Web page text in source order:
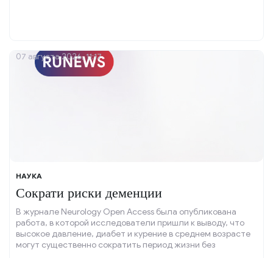
НАУКА
Сократи риски деменции
В журнале Neurology Open Access была опубликована
работа, в которой исследователи пришли к выводу, что
высокое давление, диабет и курение в среднем возрасте
могут существенно сократить период жизни без
07 августа 2026, 11:17